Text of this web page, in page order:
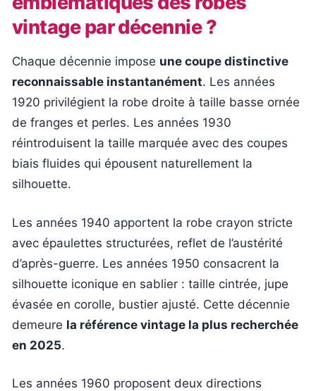
vintage par décennie ?
Chaque décennie impose une coupe distinctive
reconnaissable instantanément. Les années
1920 privilégient la robe droite à taille basse ornée
de franges et perles. Les années 1930
réintroduisent la taille marquée avec des coupes
biais fluides qui épousent naturellement la
silhouette.
Les années 1940 apportent la robe crayon stricte
avec épaulettes structurées, reflet de l’austérité
d’après-guerre. Les années 1950 consacrent la
silhouette iconique en sablier : taille cintrée, jupe
évasée en corolle, bustier ajusté. Cette décennie
demeure la référence vintage la plus recherchée
en 2025.
Les années 1960 proposent deux directions